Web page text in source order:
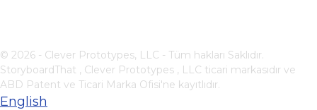
© 2026 - Clever Prototypes, LLC - Tüm hakları Saklıdır.
StoryboardThat , Clever Prototypes , LLC ticari markasıdır ve
ABD Patent ve Ticari Marka Ofisi'ne kayıtlıdır.
English